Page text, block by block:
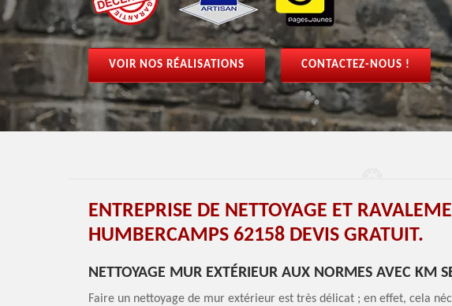
VOIR NOS RÉALISATIONS CONTACTEZ-NOUS !
ENTREPRISE DE NETTOYAGE ET
HUMBERCAMPS 62158 DEVIS GRATUIT.
NETTOYAGE MUR EXTÉRIEUR AUX NORMES AVEC KM
Faire un nettoyage de mur extérieur est très délicat ; en effet, cela